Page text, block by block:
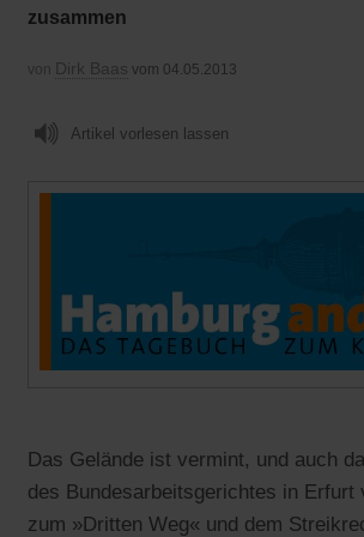
zusammen
von Dirk Baas vom 04.05.2013
Artikel vorlesen lassen
Das Gelände ist vermint, und auch
des Bundesarbeitsgerichtes in Erfurt
zum »Dritten Weg« und dem